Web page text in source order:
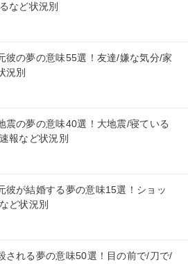
など状況別
彼の夢の意味55選！友達/嫌な気分/家
況別
震の夢の意味40選！大地震/寝ている
報など状況別
彼が結婚する夢の意味15選！ショッ
ど状況別
される夢の意味50選！目の前で/刀で/